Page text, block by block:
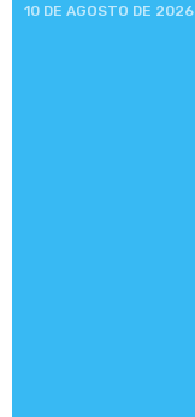
10 DE AGOSTO DE 2026